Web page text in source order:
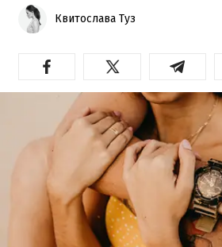
Квитослава Туз